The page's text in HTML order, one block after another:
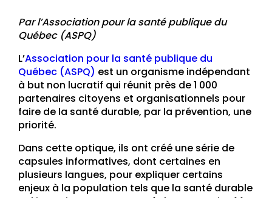
Par l’Association pour la santé publique du
Québec (ASPQ)
L’Association pour la santé publique du
Québec (ASPQ) est un organisme indépendant
à but non lucratif qui réunit près de 1 000
partenaires citoyens et organisationnels pour
faire de la santé durable, par la prévention, une
priorité.
Dans cette optique, ils ont créé une série de
capsules informatives, dont certaines en
plusieurs langues, pour expliquer certains
enjeux à la population tels que la santé durable